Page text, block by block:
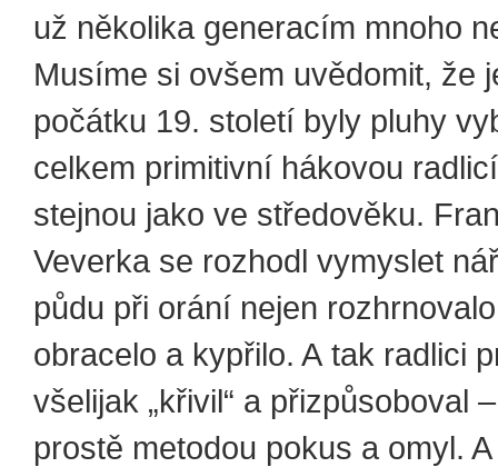
už několika generacím mnoho
Musíme si ovšem uvědomit, že
počátku 19. století byly pluhy
celkem primitivní hákovou
stejnou jako ve středověku.
Veverka se rozhodl vymyslet
půdu při orání nejen
obracelo a kypřilo. A tak radlici
všelijak „křivil“ a přizpůsoboval
prostě metodou pokus a omyl.